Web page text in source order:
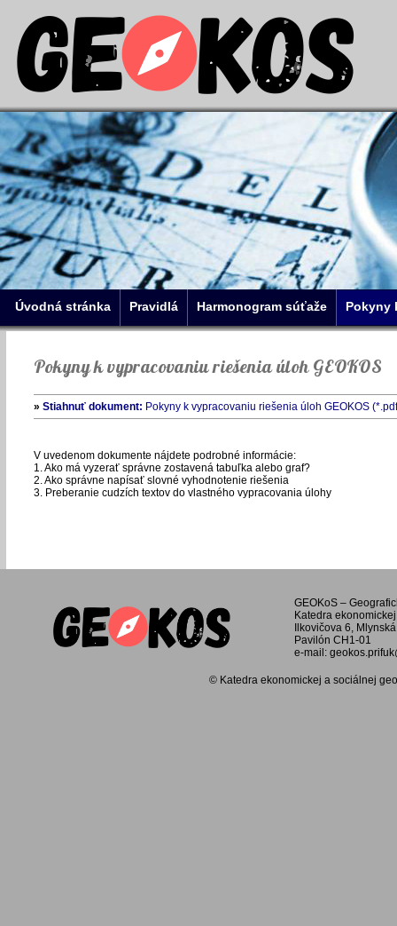
Úvodná stránka Pravidlá Harmonogram súťaže Pokyny
Pokyny k vypracovaniu riešenia úloh GEOKOS
» Stiahnuť dokument: Pokyny k vypracovaniu riešenia úloh GEOKOS
V uvedenom dokumente nájdete podrobné informácie:
1. Ako má vyzerať správne zostavená tabuľka alebo graf?
2. Ako správne napísať slovné vyhodnotenie riešenia
3. Preberanie cudzích textov do vlastného vypracovania úlohy
GEOKoS –
Katedra
Ilkovičova 6,
Pavilón CH1-01
e-mail:
© Katedra ekonomickej a sociálnej